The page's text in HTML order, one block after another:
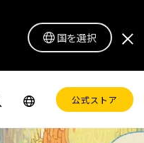
国を選択
公式ストア